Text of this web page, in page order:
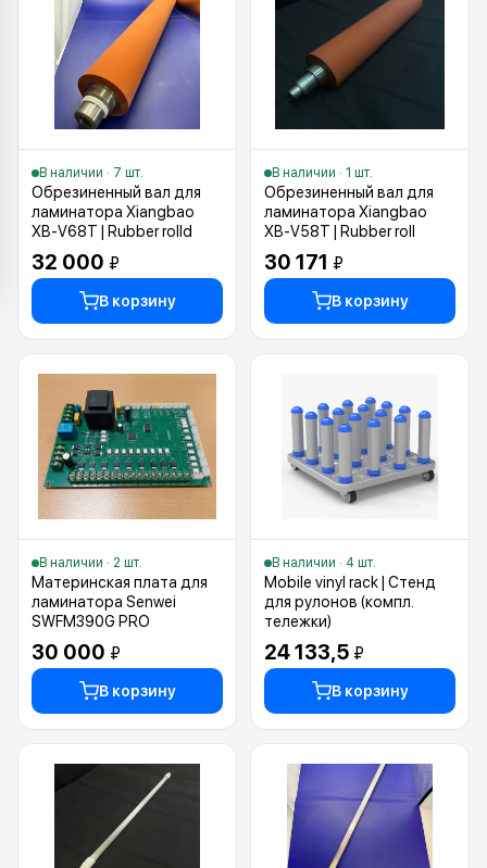
В наличии · 7 шт.
Обрезиненный вал для
ламинатора Xiangbao
XB-V68T | Rubber rolld
32 000 ₽
В корзину
В наличии · 1 шт.
Обрезиненный вал для
ламинатора Xiangbao
XB-V58T | Rubber roll
30 171 ₽
В корзину
В наличии · 2 шт.
Материнская плата для
ламинатора Senwei
SWFM390G PRO
30 000 ₽
В корзину
В наличии · 4 шт.
Mobile vinyl rack | Стенд
для рулонов (компл.
тележки)
24 133,5 ₽
В корзину